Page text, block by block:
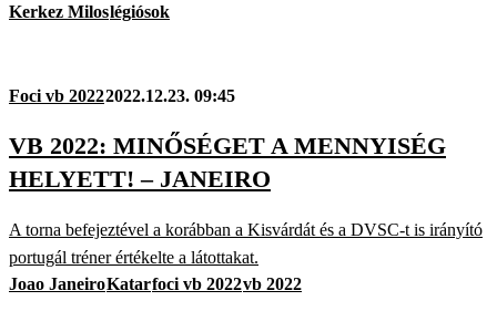
Kerkez Miloslégiósok
Foci vb 20222022.12.23. 09:45
VB 2022: MINŐSÉGET A MENNYISÉG
HELYETT! – JANEIRO
A torna befejeztével a korábban a Kisvárdát és a DVSC-t is irányító
portugál tréner értékelte a látottakat.
Joao JaneiroKatarfoci vb 2022vb 2022